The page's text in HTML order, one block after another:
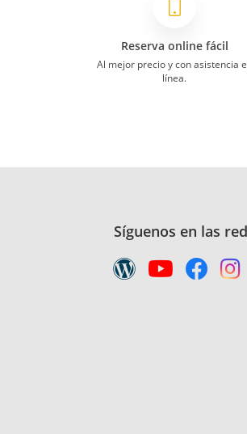
Reserva online fácil
Al mejor precio y con asistencia
línea.
Síguenos en las